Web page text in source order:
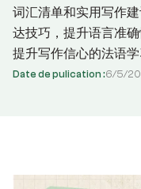
Apprendre le
Affaires en chine
其他课程
Cours de chinois
词汇清单和实用写作
达技巧，提升语言准
提升写作信心的法语学
Date de pulication :6/5/